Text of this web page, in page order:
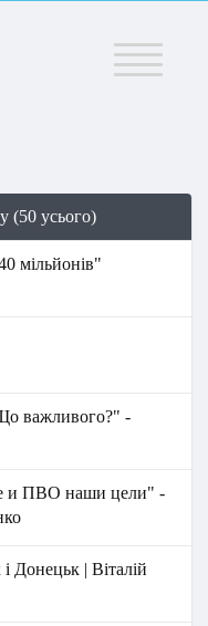
Меню
(50 усього)
мільйонів"
важливого?" -
и ПВО наши цели" -
Донецьк | Віталій